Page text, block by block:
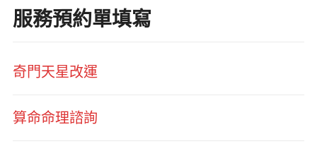
服務預約單填寫
奇門天星改運
算命命理諮詢